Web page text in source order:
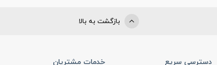
بازگشت به بالا
دسترسی سریع خدمات مشتریان